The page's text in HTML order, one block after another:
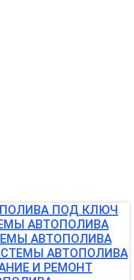
ПОД КЛЮЧ
АВТОПОЛИВА
АВТОПОЛИВА
АВТОПОЛИВА
И РЕМОНТ